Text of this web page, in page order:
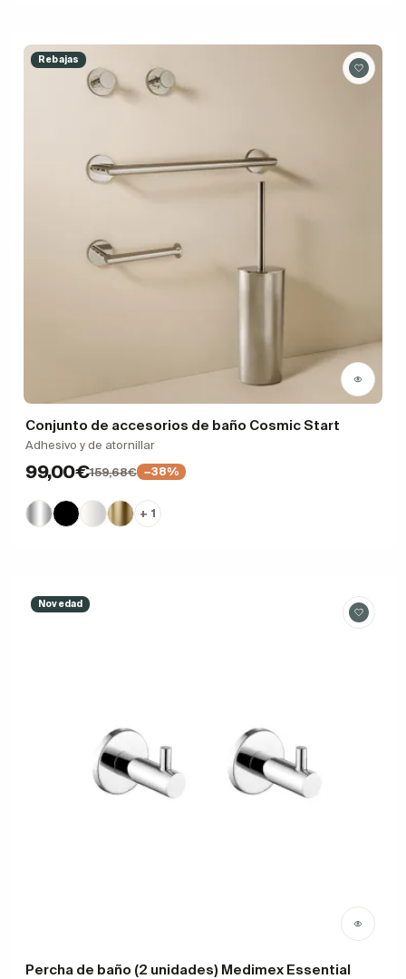
Rebajas
Conjunto de accesorios de baño Cosmic Start
Adhesivo y de atornillar
99,00€159,68€ −38%
+ 1
Novedad
Percha de baño (2 unidades) Medimex Essential